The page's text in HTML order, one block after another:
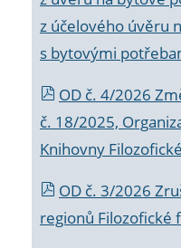
z účelového úvěru
s bytovými
OD č. 4/2026
č. 18/2025,
Knihovny
OD č. 3/2026
regionů Filozofické